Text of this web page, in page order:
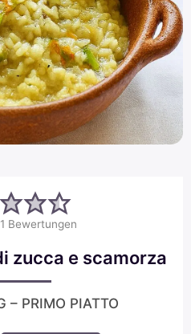
Bewertungen
zucca e scamorza
– PRIMO PIATTO